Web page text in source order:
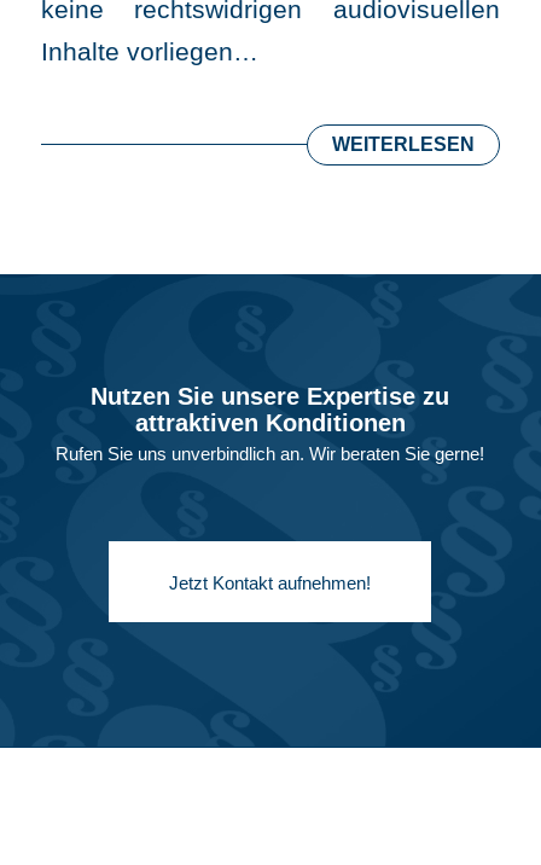
keine rechtswidrigen audiovisuellen
Inhalte vorliegen…
WEITERLESEN
Nutzen Sie unsere Expertise zu
attraktiven Konditionen
Rufen Sie uns unverbindlich an. Wir beraten Sie gerne!
Jetzt Kontakt aufnehmen!